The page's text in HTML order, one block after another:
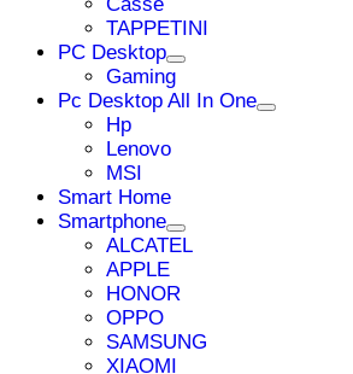
TAPPETINI
PC Desktop
Gaming
Pc Desktop All In One
Hp
Lenovo
MSI
Smart Home
Smartphone
ALCATEL
APPLE
HONOR
OPPO
SAMSUNG
XIAOMI